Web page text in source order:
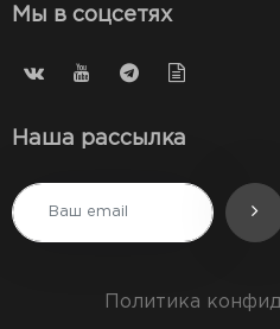
Мы в соцсетях
Наша рассылка
Политика